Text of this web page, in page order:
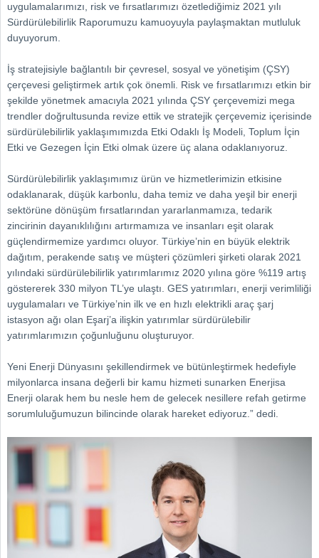
uygulamalarımızı, risk ve fırsatlarımızı özetlediğimiz 2021 yılı
Sürdürülebilirlik Raporumuzu kamuoyuyla paylaşmaktan mutluluk
duyuyorum.
İş stratejisiyle bağlantılı bir çevresel, sosyal ve yönetişim (ÇSY)
çerçevesi geliştirmek artık çok önemli. Risk ve fırsatlarımızı etkin bir
şekilde yönetmek amacıyla 2021 yılında ÇSY çerçevemizi mega
trendler doğrultusunda revize ettik ve stratejik çerçevemiz içerisinde
sürdürülebilirlik yaklaşımımızda Etki Odaklı İş Modeli, Toplum İçin
Etki ve Gezegen İçin Etki olmak üzere üç alana odaklanıyoruz.
Sürdürülebilirlik yaklaşımımız ürün ve hizmetlerimizin etkisine
odaklanarak, düşük karbonlu, daha temiz ve daha yeşil bir enerji
sektörüne dönüşüm fırsatlarından yararlanmamıza, tedarik
zincirinin dayanıklılığını artırmamıza ve insanları eşit olarak
güçlendirmemize yardımcı oluyor. Türkiye’nin en büyük elektrik
dağıtım, perakende satış ve müşteri çözümleri şirketi olarak 2021
yılındaki sürdürülebilirlik yatırımlarımız 2020 yılına göre %119 artış
göstererek 330 milyon TL’ye ulaştı. GES yatırımları, enerji verimliliği
uygulamaları ve Türkiye’nin ilk ve en hızlı elektrikli araç şarj
istasyon ağı olan Eşarj’a ilişkin yatırımlar sürdürülebilir
yatırımlarımızın çoğunluğunu oluşturuyor.
Yeni Enerji Dünyasını şekillendirmek ve bütünleştirmek hedefiyle
milyonlarca insana değerli bir kamu hizmeti sunarken Enerjisa
Enerji olarak hem bu nesle hem de gelecek nesillere refah getirme
sorumluluğumuzun bilincinde olarak hareket ediyoruz.” dedi.